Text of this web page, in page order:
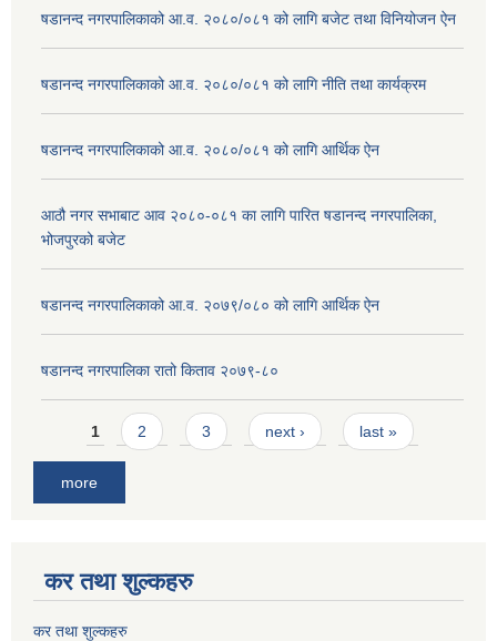
षडानन्द नगरपालिकाको आ.व. २०८०/०८१ को लागि बजेट तथा विनियोजन ऐन
षडानन्द नगरपालिकाको आ.व. २०८०/०८१ को लागि नीति तथा कार्यक्रम
षडानन्द नगरपालिकाको आ.व. २०८०/०८१ को लागि आर्थिक ऐन
आठौ नगर सभाबाट आव २०८०-०८१ का लागि पारित षडानन्द नगरपालिका,
भोजपुरको बजेट
षडानन्द नगरपालिकाको आ.व. २०७९/०८० को लागि आर्थिक ऐन
षडानन्द नगरपालिका रातो किताव २०७९-८०
Pages
1 2 3 next › last »
more
कर तथा शुल्कहरु
कर तथा शुल्कहरु